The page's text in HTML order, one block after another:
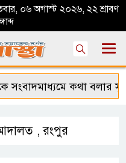
০৬ অগাস্ট ২০২৬, ২২ শ্রাবণ
কথা বলার
,রংপুর